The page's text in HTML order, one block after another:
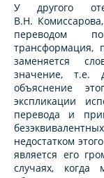
У другого
В.Н.
переводом
трансформация,
заменяется
значение,
объяснение
экспликации
перевода и
недостатком
является его
случаях, когда